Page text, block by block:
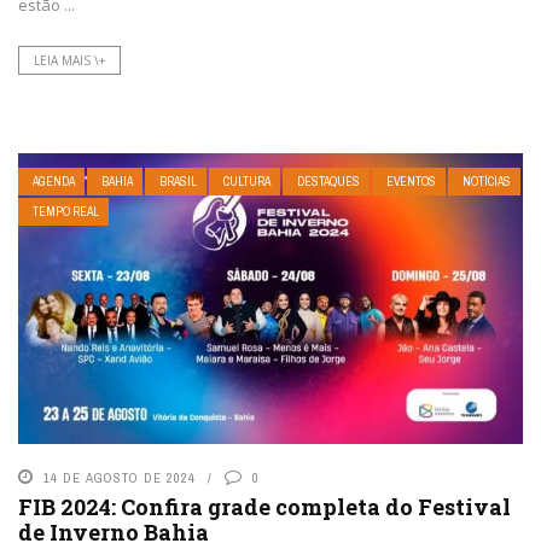
estão ...
LEIA MAIS \+
AGENDA BAHIA BRASIL CULTURA DESTAQUES EVENTOS
NOTÍCIAS
TEMPO REAL
14 DE AGOSTO DE 2024 0
FIB 2024: Confira grade completa do Festival
de Inverno Bahia